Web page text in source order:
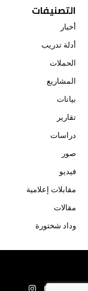
التصنيفات
أخبار
أدلة تدريب
الحملات
المشاريع
بيانات
تقارير
دراسات
صور
فيديو
مقابلات إعلامية
مقالات
وداد شختورة